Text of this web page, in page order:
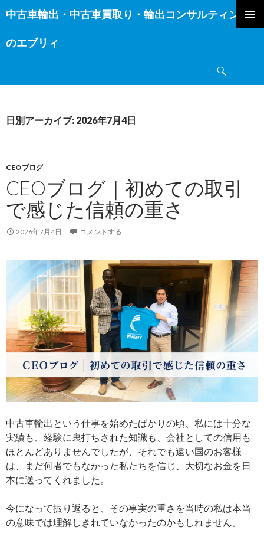
中古車輸出・中古車買取り・輸出コンサルティング
のエブリィ
テ
へ
ッ
日別アーカイブ: 2026年7月4日
CEOブログ
CEOブログ｜初めての取引
で感じた信頼の重さ
2026年7月4日 コメントする
中古車輸出という仕事を始めたばかりの頃、私には十分な
実績も、経験に裏打ちされた知識も、会社としての信用も
ほとんどありませんでしたが、それでも遠い国のお客様
は、まだ何者でもなかった私たちを信じ、大切なお金を日
本に送ってくれました。
今になって振り返ると、その事実の重さを当時の私は本当
の意味では理解しきれていなかったのかもしれません。